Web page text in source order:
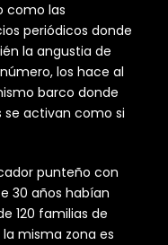
como las
periódicos donde
la angustia de
los hace al
barco donde
se activan como si
punteño con
30 años habían
120 familias de
misma zona es